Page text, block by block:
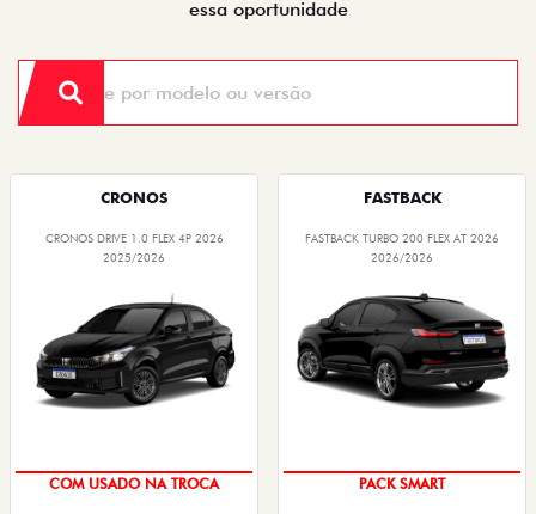
essa oportunidade
CRONOS
CRONOS DRIVE 1.0 FLEX 4P 2026
2025/2026
COM USADO NA TROCA
FASTBACK
FASTBACK TURBO 200 FLEX AT 2026
2026/2026
PACK SMART